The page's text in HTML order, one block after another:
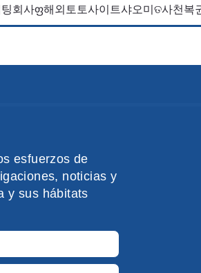
esfuerzos de
noticias y
y sus hábitats